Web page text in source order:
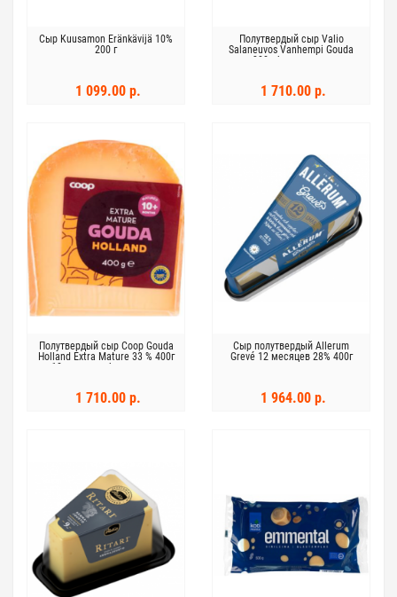
Сыр Kuusamon Eränkävijä 10%
200 г
1 099.00 р.
Полутвердый сыр Valio
Salaneuvos Vanhempi Gouda
300г без лактозы
1 710.00 р.
Полутвердый сыр Coop Gouda
Holland Extra Mature 33 % 400г
10 месяцев без лактозы
1 710.00 р.
Сыр полутвердый Allerum
Grevé 12 месяцев 28% 400г
1 964.00 р.